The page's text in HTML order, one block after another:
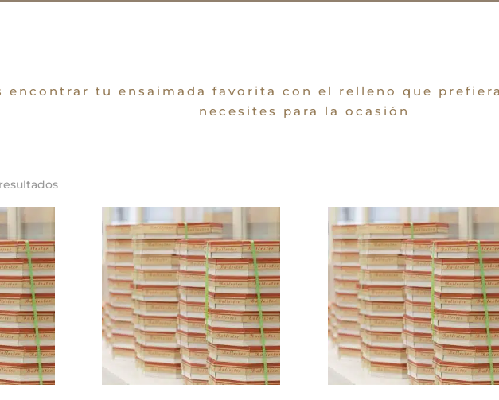
encontrar tu ensaimada favorita con el relleno que
necesites para la ocasión